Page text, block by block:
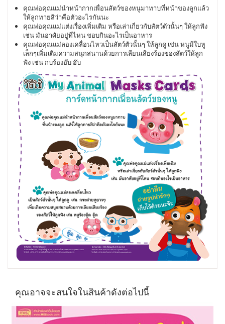
คุณพ่อคุณแม่นำหน้ากากเพื่อนสัตว์ของหนูมาทาบที่หน้าของลูกแล้ว
ให้ลูกทายสิว่าคือตัวอะไรกันนะ
คุณพ่อคุณแม่แต่งเรื่องเพิ่มเติม หรือเล่าเกี่ยวกับสัตว์ตัวนั้นๆ ให้ลูกฟัง
เช่น มันอาศัยอยู่ที่ไหน ชอบกินอะไรเป็นอาหาร
คุณพ่อคุณแม่ลองเคลื่อนไหวเป็นสัตว์ตัวนั้นๆ ให้ลูกดู เช่น หนูมีใบหู
เล็กๆเพิ่มเติมความสนุกสนานด้วยการเลียนเสียงร้องของสัตว์ให้ลูก
ฟัง เช่น กบร้องอ๊บ อ๊บ
คุณอาจจะสนใจในสินค้าดังต่อไปนี้